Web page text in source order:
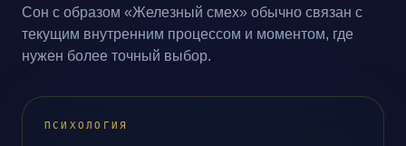
Сон с образом «Железный смех» обычно связан с
текущим внутренним процессом и моментом, где
нужен более точный выбор.
ПСИХОЛОГИЯ